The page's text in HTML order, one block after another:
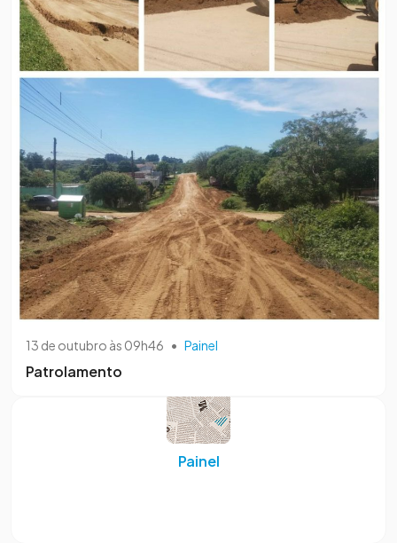
13 de outubro às 09h46 • Painel
Patrolamento
Painel